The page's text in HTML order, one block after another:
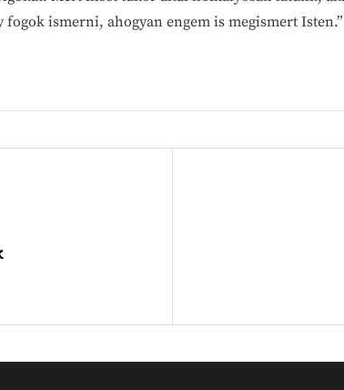
ismerni, ahogyan engem is megismert